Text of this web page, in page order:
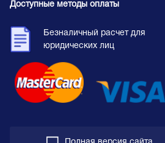
Доступные методы оплаты
Безналичный расчет для
юридических лиц